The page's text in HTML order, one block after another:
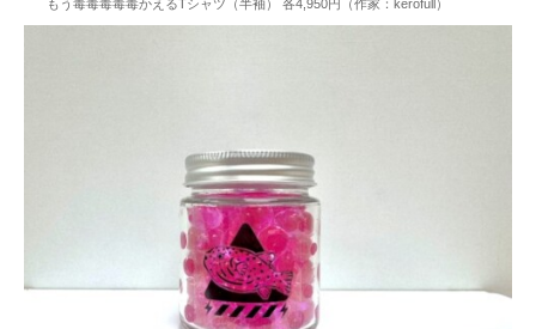
もう毒毒毒毒毒かえるTシャツ（半袖） 各4,950円（作家：kerofull）